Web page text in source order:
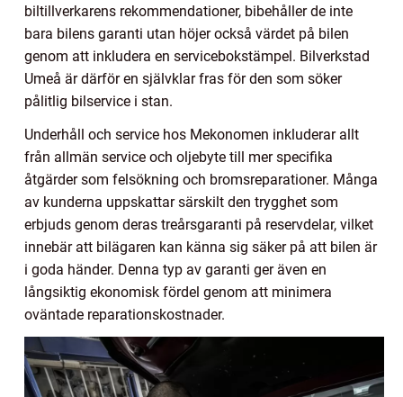
biltillverkarens rekommendationer, bibehåller de inte
bara bilens garanti utan höjer också värdet på bilen
genom att inkludera en servicebokstämpel. Bilverkstad
Umeå är därför en självklar fras för den som söker
pålitlig bilservice i stan.
Underhåll och service hos Mekonomen inkluderar allt
från allmän service och oljebyte till mer specifika
åtgärder som felsökning och bromsreparationer. Många
av kunderna uppskattar särskilt den trygghet som
erbjuds genom deras treårsgaranti på reservdelar, vilket
innebär att bilägaren kan känna sig säker på att bilen är
i goda händer. Denna typ av garanti ger även en
långsiktig ekonomisk fördel genom att minimera
oväntade reparationskostnader.